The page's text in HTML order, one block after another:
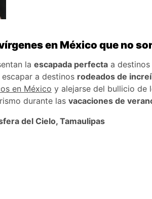
en México que no
la escapada perfecta a
a destinos rodeados de
en México y alejarse del bullicio de
durante las vacaciones de
del Cielo, Tamaulipas